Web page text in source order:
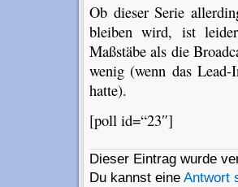
Ob dieser Serie
bleiben wird, ist
Maßstäbe als die
wenig (wenn das
hatte).
[poll id=“23″]
Dieser Eintrag wurde
Du kannst eine Antwort